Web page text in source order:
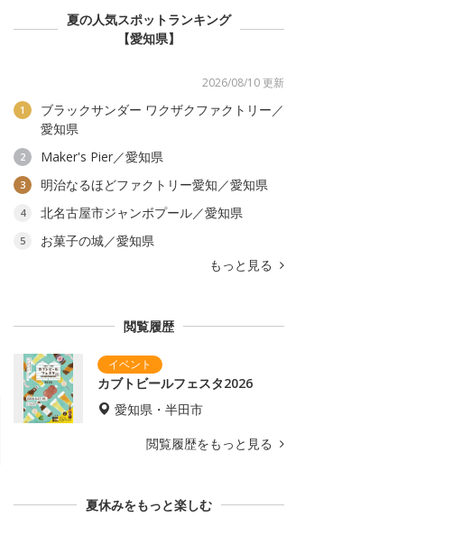
夏の人気スポットランキング
【愛知県】
2026/08/10 更新
1
ブラックサンダー ワクザクファクトリー／
愛知県
2 Maker's Pier／愛知県
3 明治なるほどファクトリー愛知／愛知県
4 北名古屋市ジャンボプール／愛知県
5
お菓子の城／愛知県
もっと見る
閲覧履歴
カブトビールフェスタ2026
愛知県・半田市
閲覧履歴をもっと見る
夏休みをもっと楽しむ